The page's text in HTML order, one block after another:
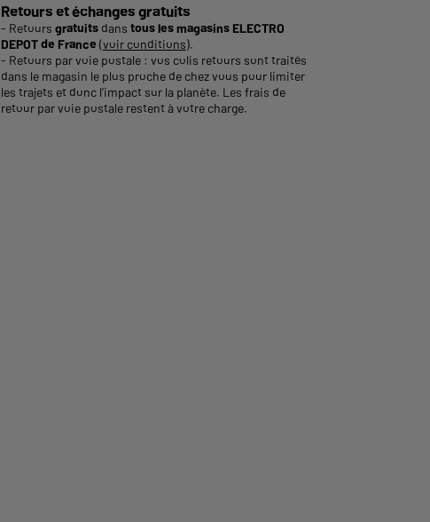
Retours et échanges gratuits
- Retours gratuitsdans tous les magasins ELECTRO
DEPOT de France (voir conditions).
- Retours par voie postale : vos colis retours sont traités
dans le magasin le plus proche de chez vous pour limiter
les trajets et donc l’impact sur la planète. Les frais de
retour par voie postale restent à votre charge.